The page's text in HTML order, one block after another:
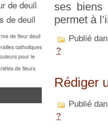
de deuil
de deuil
de fleur deuil
catholiques
pour le
de fleurs
ses biens
permet à
Publié
?
Rédiger
Publié
?